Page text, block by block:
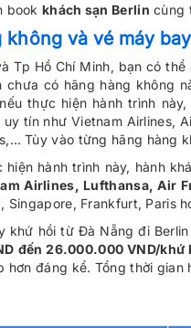
bookkhách sạn Berlin cùng
không và vé máy
Tp Hồ Chí Minh, bạn có
chưa có hãng hàng không
thực hiện hành trình
tín như Vietnam Airlines,
Tùy vào từng hãng hàng
hiện hành trình này, hành
Airlines, Lufthansa, Air
Singapore, Frankfurt, Paris
khứ hồi từ Đà Nẵng đi
đến 26.000.000 VND/khứ
hơn đáng kể. Tổng thời gian